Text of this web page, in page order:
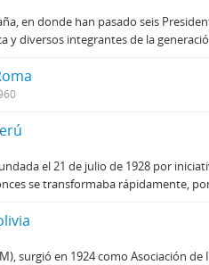
en donde han pasado seis
diversos integrantes de la
el 21 de julio de 1928 por
se transformaba rápidamente,
surgió en 1924 como Asociación